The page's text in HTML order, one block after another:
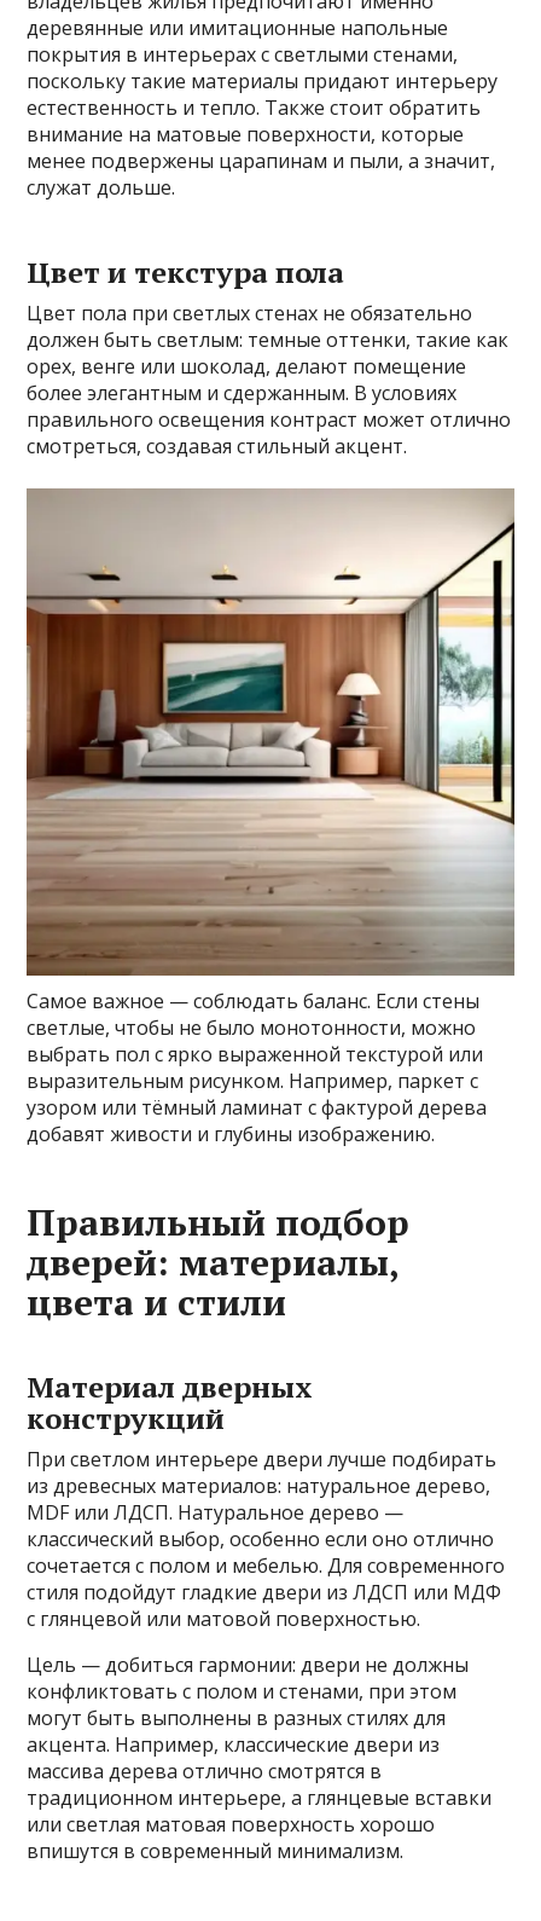
деревянные или имитационные напольные
покрытия в интерьерах с светлыми стенами,
поскольку такие материалы придают интерьеру
естественность и тепло. Также стоит обратить
внимание на матовые поверхности, которые
менее подвержены царапинам и пыли, а значит,
служат дольше.
Цвет и текстура пола
Цвет пола при светлых стенах не обязательно
должен быть светлым: темные оттенки, такие как
орех, венге или шоколад, делают помещение
более элегантным и сдержанным. В условиях
правильного освещения контраст может отлично
смотреться, создавая стильный акцент.
Самое важное — соблюдать баланс. Если стены
светлые, чтобы не было монотонности, можно
выбрать пол с ярко выраженной текстурой или
выразительным рисунком. Например, паркет с
узором или тёмный ламинат с фактурой дерева
добавят живости и глубины изображению.
Правильный подбор
дверей: материалы,
цвета и стили
Материал дверных
конструкций
При светлом интерьере двери лучше подбирать
из древесных материалов: натуральное дерево,
MDF или ЛДСП. Натуральное дерево —
классический выбор, особенно если оно отлично
сочетается с полом и мебелью. Для современного
стиля подойдут гладкие двери из ЛДСП или МДФ
с глянцевой или матовой поверхностью.
Цель — добиться гармонии: двери не должны
конфликтовать с полом и стенами, при этом
могут быть выполнены в разных стилях для
акцента. Например, классические двери из
массива дерева отлично смотрятся в
традиционном интерьере, а глянцевые вставки
или светлая матовая поверхность хорошо
впишутся в современный минимализм.